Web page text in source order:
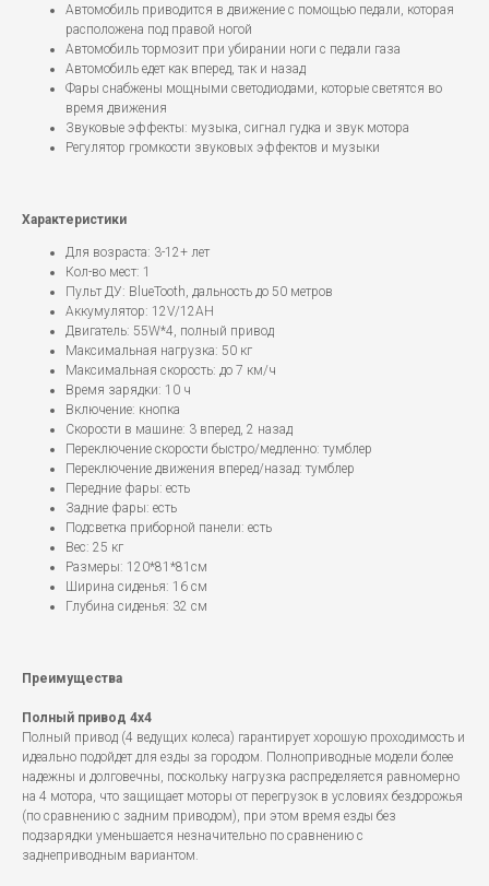
Автомобиль приводится в движение с помощью педали, которая
расположена под правой ногой
Автомобиль тормозит при убирании ноги с педали газа
Автомобиль едет как вперед, так и назад
Фары снабжены мощными светодиодами, которые светятся во
время движения
Звуковые эффекты: музыка, сигнал гудка и звук мотора
Регулятор громкости звуковых эффектов и музыки
Характеристики
Для возраста: 3-12+ лет
Кол-во мест: 1
Пульт ДУ: BlueTooth, дальность до 50 метров
Аккумулятор: 12V/12AH
Двигатель: 55W*4, полный привод
Максимальная нагрузка: 50 кг
Максимальная скорость: до 7 км/ч
Время зарядки: 10 ч
Включение: кнопка
Скорости в машине: 3 вперед, 2 назад
Переключение скорости быстро/медленно: тумблер
Переключение движения вперед/назад: тумблер
Передние фары: есть
Задние фары: есть
Подсветка приборной панели: есть
Вес: 25 кг
Размеры: 120*81*81см
Ширина сиденья: 16 см
Глубина сиденья: 32 см
Преимущества
Полный привод 4x4
Полный привод (4 ведущих колеса) гарантирует хорошую проходимость и
идеально подойдет для езды за городом. Полноприводные модели более
надежны и долговечны, поскольку нагрузка распределяется равномерно
на 4 мотора, что защищает моторы от перегрузок в условиях бездорожья
(по сравнению с задним приводом), при этом время езды без
подзарядки уменьшается незначительно по сравнению с
заднеприводным вариантом.